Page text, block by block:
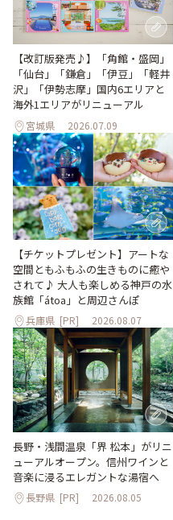
【改訂版発売♪】「角館・盛岡」
「仙台」「鎌倉」「伊豆」「軽井
沢」「伊勢志摩」国内6エリアと
海外1エリアがリニューアル
宮城県 2026.07.09
【チケットプレゼント】アートな
空間ともふもふの生きものに癒や
されて♪ 大人も楽しめる神戸の水
族館「átoa」と周辺さんぽ
兵庫県 [PR] 2026.08.07
長野・浅間温泉「界 松本」がリニ
ューアルオープン。信州ワインと
音楽に浸るエレガントな湯宿へ
長野県 [PR] 2026.08.05